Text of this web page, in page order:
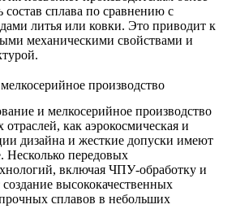
состав сплава по сравнению с
литья или ковки. Это приводит к
механическими свойствами и
производство
и мелкосерийное производство
как аэрокосмическая и
дизайна и жесткие допуски имеют
Несколько передовых
включая ЧПУ-обработку и
высококачественных
сплавов в небольших